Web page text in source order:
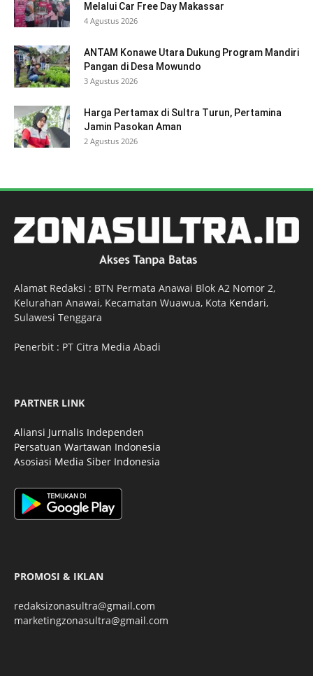
Melalui Car Free Day Makassar
4 Agustus 2026
ANTAM Konawe Utara Dukung Program Mandiri
Pangan di Desa Mowundo
3 Agustus 2026
Harga Pertamax di Sultra Turun, Pertamina
Jamin Pasokan Aman
2 Agustus 2026
Alamat Redaksi : BTN Permata Anawai Blok A2 Nomor 2,
Kelurahan Anawai, Kecamatan Wuawua, Kota Kendari,
Sulawesi Tenggara
Penerbit : PT Citra Media Abadi
PARTNER LINK
Aliansi Jurnalis Independen
Persatuan Wartawan Indonesia
Asosiasi Media Siber Indonesia
PROMOSI & IKLAN
redaksizonasultra@gmail.com
marketingzonasultra@gmail.com